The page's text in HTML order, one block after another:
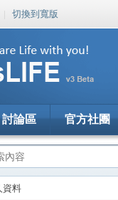
| 切換到寬版
討論區 官方社團
資料